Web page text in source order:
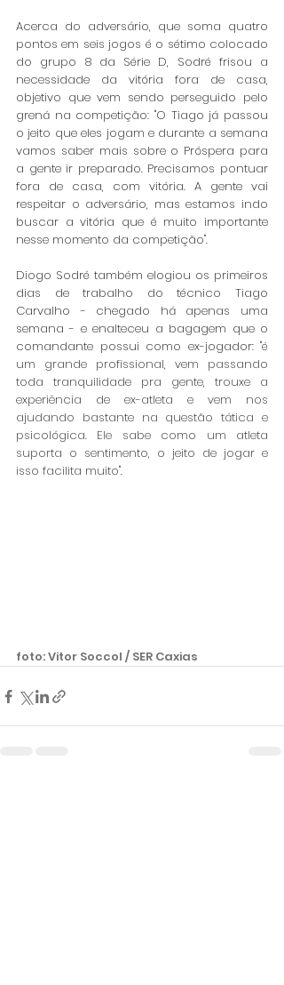
Acerca do adversário, que soma quatro
pontos em seis jogos é o sétimo colocado
do grupo 8 da Série D, Sodré frisou a
necessidade da vitória fora de casa,
objetivo que vem sendo perseguido pelo
grená na competição: "O Tiago já passou
o jeito que eles jogam e durante a semana
vamos saber mais sobre o Próspera para
a gente ir preparado. Precisamos pontuar
fora de casa, com vitória. A gente vai
respeitar o adversário, mas estamos indo
buscar a vitória que é muito importante
nesse momento da competição".
Diogo Sodré também elogiou os primeiros
dias de trabalho do técnico Tiago
Carvalho - chegado há apenas uma
semana - e enalteceu a bagagem que o
comandante possui como ex-jogador: "é
um grande profissional, vem passando
toda tranquilidade pra gente, trouxe a
experiência de ex-atleta e vem nos
ajudando bastante na questão tática e
psicológica. Ele sabe como um atleta
suporta o sentimento, o jeito de jogar e
isso facilita muito".
foto: Vitor Soccol / SER Caxias